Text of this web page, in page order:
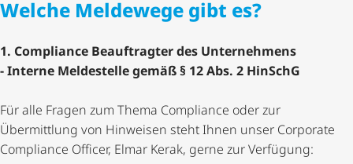
Welche Meldewege gibt es?
1. Compliance Beauftragter des Unternehmens
- Interne Meldestelle gemäß § 12 Abs. 2 HinSchG
Für alle Fragen zum Thema Compliance oder zur
Übermittlung von Hinweisen steht Ihnen unser Corporate
Compliance Officer, Elmar Kerak, gerne zur Verfügung: